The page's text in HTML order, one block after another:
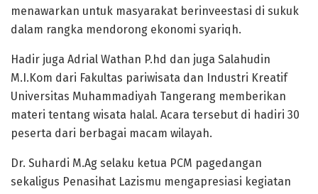
menawarkan untuk masyarakat berinveestasi di sukuk
dalam rangka mendorong ekonomi syariqh.
Hadir juga Adrial Wathan P.hd dan juga Salahudin
M.I.Kom dari Fakultas pariwisata dan Industri Kreatif
Universitas Muhammadiyah Tangerang memberikan
materi tentang wisata halal. Acara tersebut di hadiri 30
peserta dari berbagai macam wilayah.
Dr. Suhardi M.Ag selaku ketua PCM pagedangan
sekaligus Penasihat Lazismu mengapresiasi kegiatan